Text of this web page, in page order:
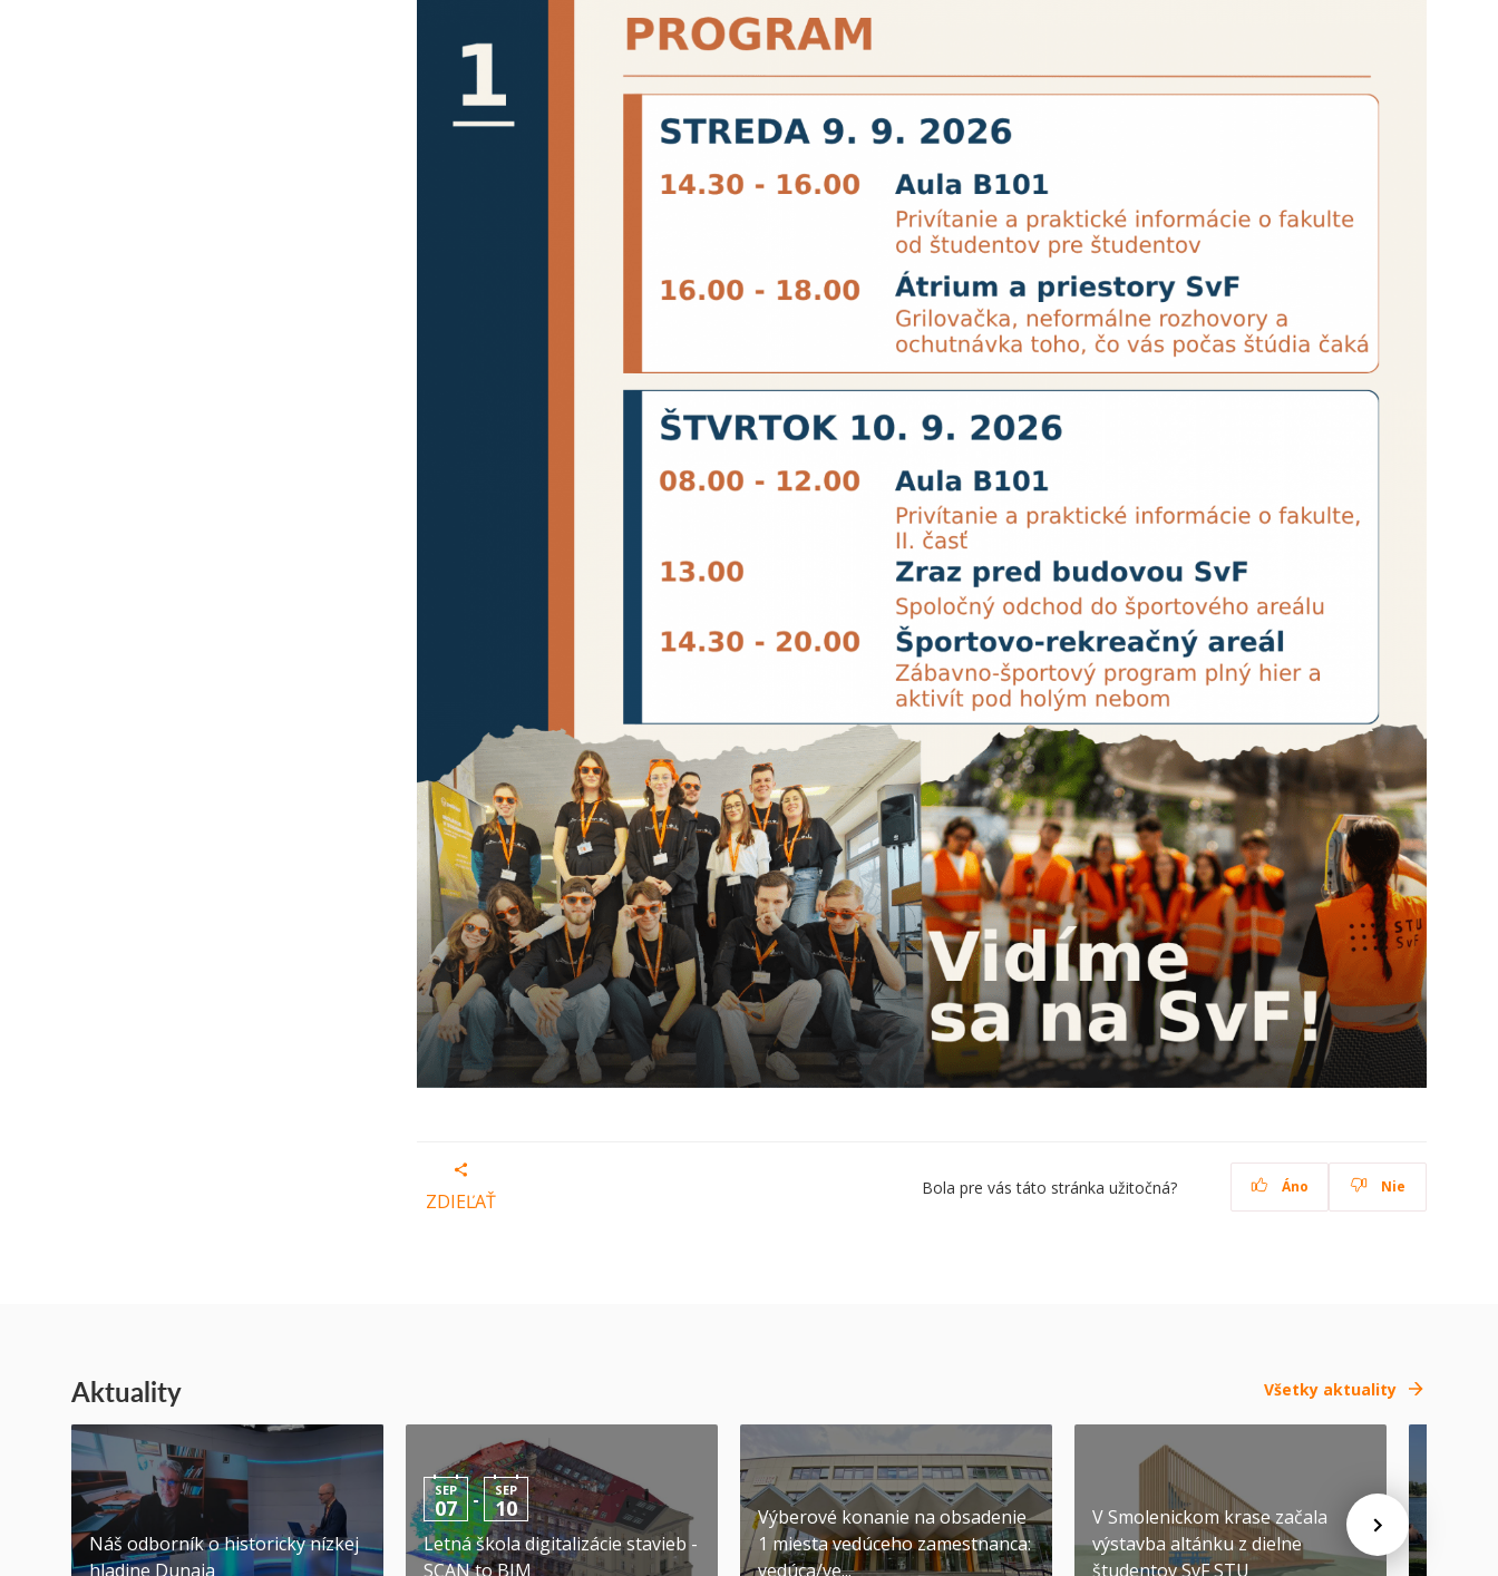
ZDIEĽAŤ
Bola pre vás táto stránka užitočná? Áno Nie
Aktuality Všetky aktuality
Náš odborník o historicky nízkej
hladine Dunaja
SEP
07 - SEP
10
Letná škola digitalizácie stavieb -
SCAN to BIM
Výberové konanie na obsadenie
1 miesta vedúceho zamestnanca:
vedúca/ve...
V Smolenickom krase začala
výstavba altánku z dielne
študentov SvF STU